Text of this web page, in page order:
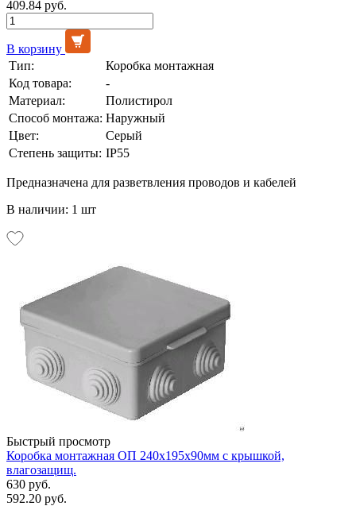
409.84 руб.
В корзину
Тип:
Коробка монтажная
Код товара:
-
Материал:
Полистирол
Способ монтажа: Наружный
Цвет:
Серый
Степень защиты: IP55
Предназначена для разветвления проводов и кабелей
В наличии: 1 шт
Быстрый просмотр
Коробка монтажная ОП 240х195х90мм с крышкой,
влагозащищ.
630 руб.
592.20 руб.